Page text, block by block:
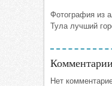
Фотография из
Тула лучший
Нет